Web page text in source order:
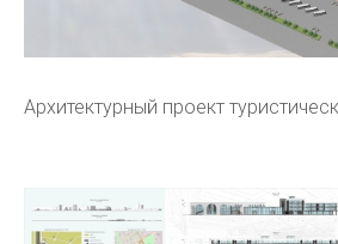
Архитектурный проект